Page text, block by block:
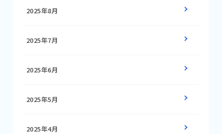
2025年8月
2025年7月
2025年6月
2025年5月
2025年4月